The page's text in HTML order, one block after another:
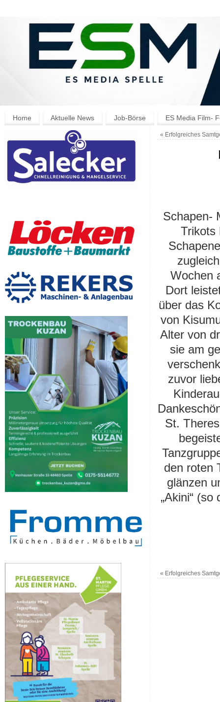
Home Aktuelle News Job-Börse ES Media Film-
« Erfolgreiches
Schapen-
Trikots
Wochen
Dort
über das
von
Alter von
sie am
zuvor
St.
den roten
glänzen
„Akini“
« Erfolgreiches